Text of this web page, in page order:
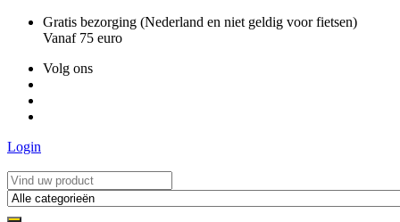
inhoud
Gratis bezorging (Nederland en niet geldig voor fietsen)
Vanaf 75 euro
Volg ons
Login